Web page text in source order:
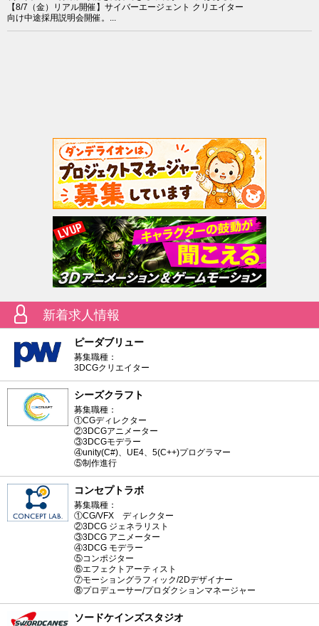
【8/7（金）リアル開催】サイバーエージェント クリエイター
向け中途採用説明会開催。...
新着求人情報
ピーダブリュー
募集職種：
3DCGクリエイター
シーズクラフト
募集職種：
①CGディレクター
②3DCGアニメーター
③3DCGモデラー
④unity(C#)、UE4、5(C++)プログラマー
⑤制作進行
コンセプトラボ
募集職種：
①CG/VFX ディレクター
②3DCG ジェネラリスト
③3DCG アニメーター
④3DCG モデラー
⑤コンポジター
⑥エフェクトアーティスト
⑦モーショングラフィック/2Dデザイナー
⑧プロデューサー/プロダクションマネージャー
ソードケインズスタジオ